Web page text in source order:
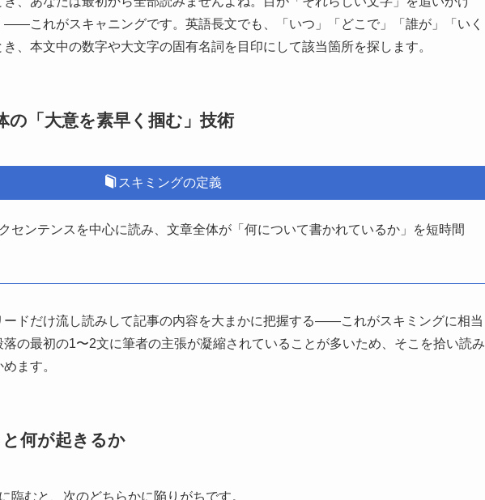
——これがスキャニングです。英語長文でも、「いつ」「どこで」「誰が」「いく
、本文中の数字や大文字の固有名詞を目印にして該当箇所を探します。
の「大意を素早く掴む」技術
スキミングの定義
センテンスを中心に読み、文章全体が「何について書かれているか」を短時間
ードだけ流し読みして記事の内容を大まかに把握する——これがスキミングに相当
の最初の1〜2文に筆者の主張が凝縮されていることが多いため、そこを拾い読み
ます。
何が起きるか
臨むと、次のどちらかに陥りがちです。